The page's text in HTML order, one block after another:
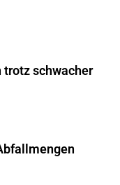
schwacher